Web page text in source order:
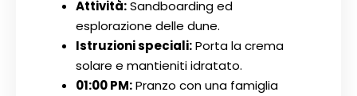
Attività:Sandboarding ed
esplorazione delle dune.
Istruzioni speciali:Porta la crema
solare e mantieniti idratato.
01:00 PM:Pranzo con una famiglia